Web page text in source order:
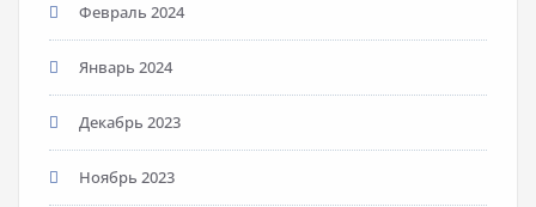
Февраль 2024
Январь 2024
Декабрь 2023
Ноябрь 2023